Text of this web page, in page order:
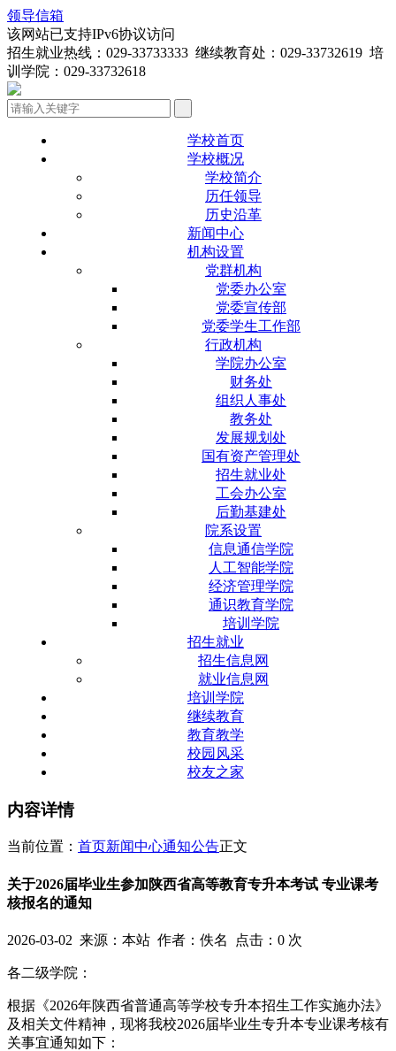
领导信箱
该网站已支持IPv6协议访问
招生就业热线：029-33733333 继续教育处：029-33732619 培
训学院：029-33732618
学校首页
学校概况
学校简介
历任领导
历史沿革
新闻中心
机构设置
党群机构
党委办公室
党委宣传部
党委学生工作部
行政机构
学院办公室
财务处
组织人事处
教务处
发展规划处
国有资产管理处
招生就业处
工会办公室
后勤基建处
院系设置
信息通信学院
人工智能学院
经济管理学院
通识教育学院
培训学院
招生就业
招生信息网
就业信息网
培训学院
继续教育
教育教学
校园风采
校友之家
内容详情
当前位置： 首页新闻中心通知公告正文
关于2026届毕业生参加陕西省高等教育专升本考试 专业课考
核报名的通知
2026-03-02 来源：本站 作者：佚名 点击： 0 次
各二级学院：
根据《2026年陕西省普通高等学校专升本招生工作实施办法》
及相关文件精神，现将我校2026届毕业生专升本专业课考核有
关事宜通知如下：